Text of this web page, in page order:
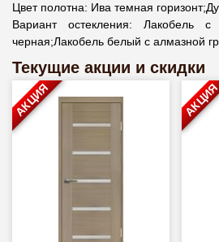
Цвет полотна: Ива темная
Вариант остекления: Лакобель с
черная;Лакобель белый с алмазной
Текущие акции и скидки
АКЦИЯ АКЦИЯ